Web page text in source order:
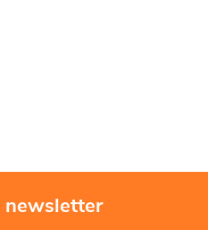
newsletter